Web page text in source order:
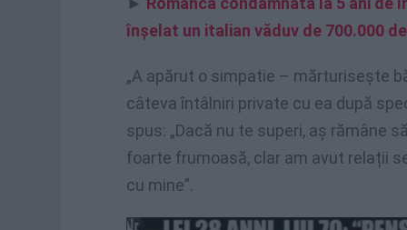
înșelat un italian văduv de 700.000
„A apărut o simpatie – mărturisește
câteva întâlniri private cu ea după
spus: „Dacă nu te superi, aș rămâne
foarte frumoasă, clar am avut relații
cu mine”.